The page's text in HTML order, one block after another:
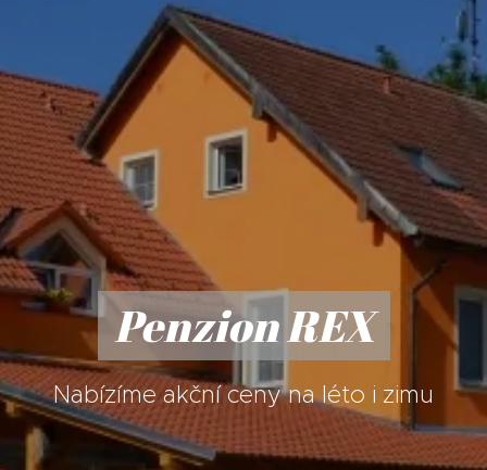
Penzion REX
Nabízíme akční ceny na léto i zimu